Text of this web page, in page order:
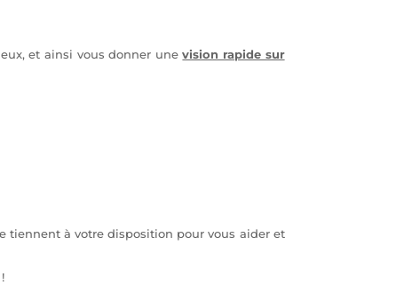
et ainsi vous donner unevision rapide sur
tiennent à votre disposition pour vous aider et